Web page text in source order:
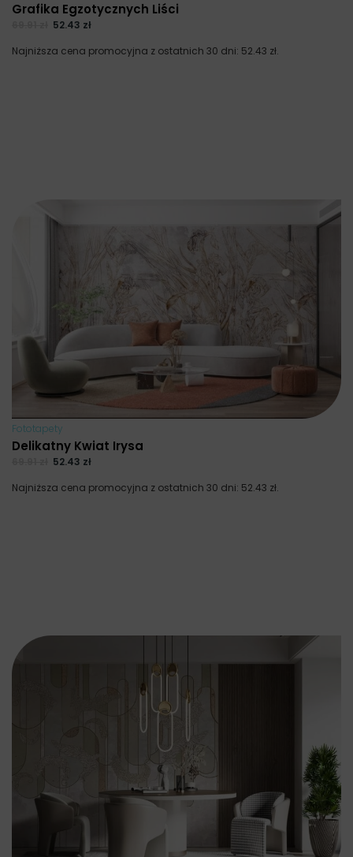
Grafika Egzotycznych Liści
52.43 zł
Najniższa cena promocyjna z ostatnich 30 dni: 52.43 zł.
Fototapety
Delikatny Kwiat Irysa
52.43 zł
Najniższa cena promocyjna z ostatnich 30 dni: 52.43 zł.